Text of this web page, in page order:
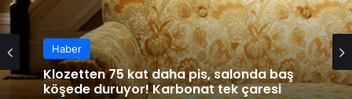
Haber
Klozetten 75 kat daha pis, salonda baş
köşede duruyor! Karbonat tek çaresi